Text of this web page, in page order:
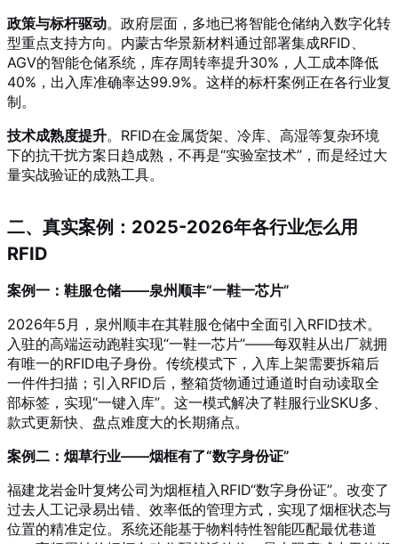
政策与标杆驱动。政府层面，多地已将智能仓储纳入数字化转
型重点支持方向。内蒙古华景新材料通过部署集成RFID、
AGV的智能仓储系统，库存周转率提升30%，人工成本降低
40%，出入库准确率达99.9%。这样的标杆案例正在各行业复
制。
技术成熟度提升。RFID在金属货架、冷库、高湿等复杂环境
下的抗干扰方案日趋成熟，不再是“实验室技术”，而是经过大
量实战验证的成熟工具。
二、真实案例：2025-2026年各行业怎么用
RFID
案例一：鞋服仓储——泉州顺丰“一鞋一芯片”
2026年5月，泉州顺丰在其鞋服仓储中全面引入RFID技术。
入驻的高端运动跑鞋实现“一鞋一芯片”——每双鞋从出厂就拥
有唯一的RFID电子身份。传统模式下，入库上架需要拆箱后
一件件扫描；引入RFID后，整箱货物通过通道时自动读取全
部标签，实现“一键入库”。这一模式解决了鞋服行业SKU多、
款式更新快、盘点难度大的长期痛点。
案例二：烟草行业——烟框有了“数字身份证”
福建龙岩金叶复烤公司为烟框植入RFID“数字身份证”。改变了
过去人工记录易出错、效率低的管理方式，实现了烟框状态与
位置的精准定位。系统还能基于物料特性智能匹配最优巷道